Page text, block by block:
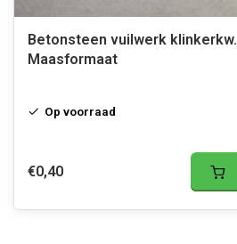
Betonsteen vuilwerk klinkerkw.
Maasformaat
Op voorraad
€0,40